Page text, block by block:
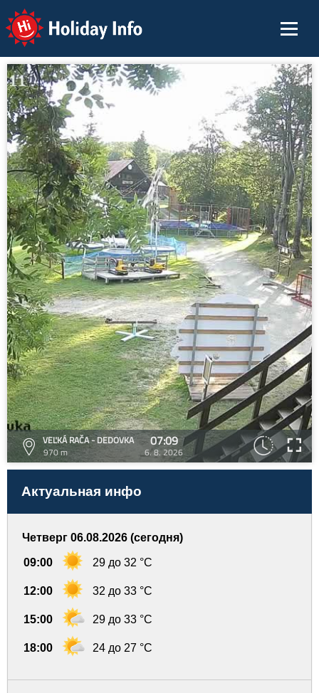
Holiday Info
VEĽKÁ RAČA - DEDOVKA
970 m
07:09
6. 8. 2026
Актуальная инфо
Четверг 06.08.2026 (сегодня)
09:00 29 до 32 °C
12:00 32 до 33 °C
15:00 29 до 33 °C
18:00 24 до 27 °C